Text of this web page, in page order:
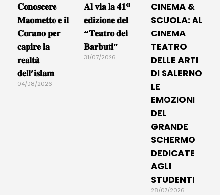
𝐂𝐨𝐧𝐨𝐬𝐜𝐞𝐫𝐞
𝐌𝐚𝐨𝐦𝐞𝐭𝐭𝐨 𝐞 𝐢𝐥
𝐂𝐨𝐫𝐚𝐧𝐨 𝐩𝐞𝐫
𝐜𝐚𝐩𝐢𝐫𝐞 𝐥𝐚
𝐫𝐞𝐚𝐥𝐭𝐚̀
𝐝𝐞𝐥𝐥’𝐢𝐬𝐥𝐚𝐦
04/08/2026
𝐀𝐥 𝐯𝐢𝐚 𝐥𝐚 𝟒𝟏ª
𝐞𝐝𝐢𝐳𝐢𝐨𝐧𝐞 𝐝𝐞𝐥
“𝐓𝐞𝐚𝐭𝐫𝐨 𝐝𝐞𝐢
𝐁𝐚𝐫𝐛𝐮𝐭𝐢”
31/07/2026
CINEMA &
SCUOLA: AL
CINEMA
TEATRO
DELLE ARTI
DI SALERNO
LE
EMOZIONI
DEL
GRANDE
SCHERMO
DEDICATE
AGLI
STUDENTI
28/07/2026